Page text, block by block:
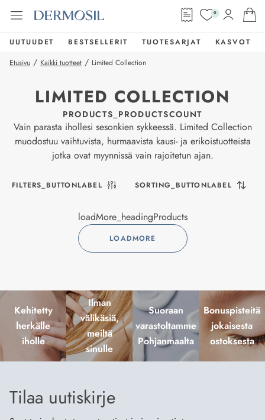
0
UUTUUDET BESTSELLERIT TUOTESARJAT
KASVOT
Etusivu / Kaikki tuotteet / Limited Collection
LIMITED COLLECTION
PRODUCTS_PRODUCTSCOUNT
Vain parasta ihollesi sesonkien sykkeessä. Limited Collection
muodostuu vaihtuvista, hurmaavista kausi- ja erikoistuotteista
jotka ovat myynnissä vain rajoitetun ajan.
FILTERS_BUTTONLABEL SORTING_BUTTONLABEL
loadMore_headingProducts
LOADMORE
Kehitetty
herkälle
iholle
Ilman
välikäsiä,
meiltä
sinulle
Suoraan
varastoltamme
Pohjanmaalta
Bonuspisteitä
jokaisesta
ostoksesta
Tilaa uutiskirje